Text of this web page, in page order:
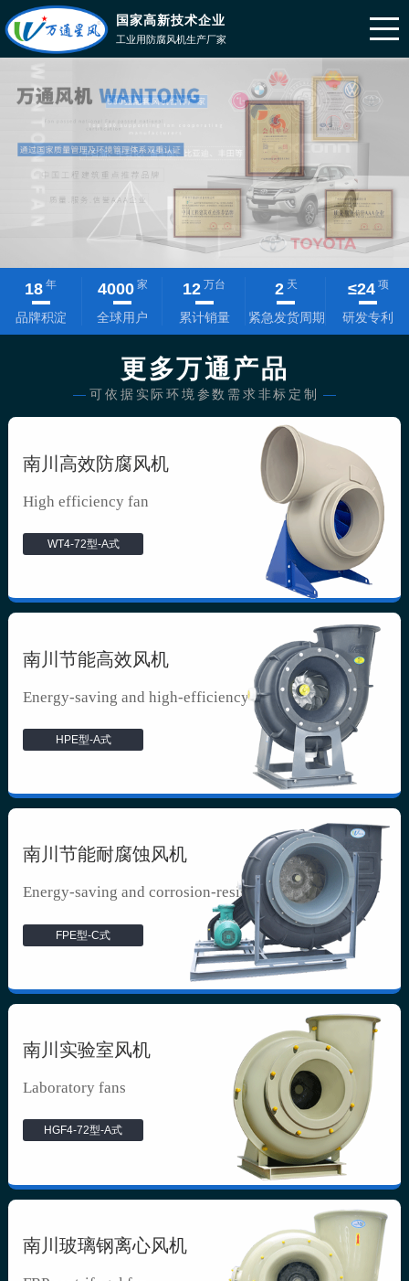
国家高新技术企业
工业用防腐风机生产厂家
18 年
品牌积淀
4000家
全球用户
12 万台
累计销量
2 天
紧急发货周期
≤24 项
研发专利
更多万通产品
— 可依据实际环境参数需求非标定制 —
南川高效防腐风机
High efficiency fan
WT4-72型-A式
南川节能高效风机
Energy-saving and high-efficiency f...
HPE型-A式
南川节能耐腐蚀风机
Energy-saving and corrosion-resista...
FPE型-C式
南川实验室风机
Laboratory fans
HGF4-72型-A式
南川玻璃钢离心风机